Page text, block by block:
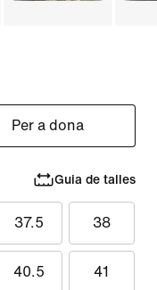
Per a dona
Guia de talles
37.5 38
40.5 41